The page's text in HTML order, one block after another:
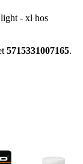
- xl hos
5715331007165.